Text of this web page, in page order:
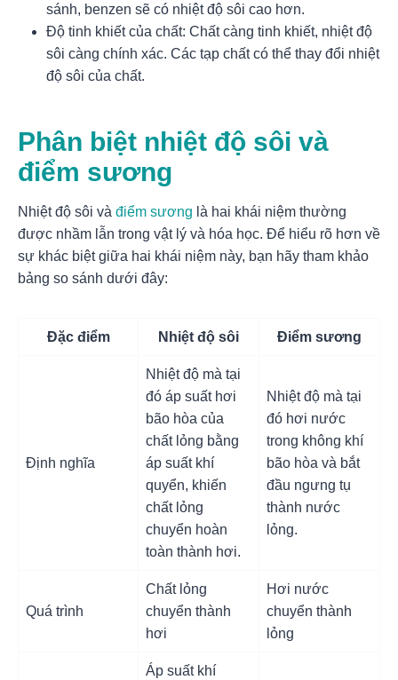
sánh, benzen sẽ có nhiệt độ sôi cao hơn.
Độ tinh khiết của chất: Chất càng tinh khiết, nhiệt độ
sôi càng chính xác. Các tạp chất có thể thay đổi nhiệt
độ sôi của chất.
Phân biệt nhiệt độ sôi và
điểm sương
Nhiệt độ sôi và điểm sương là hai khái niệm thường
được nhầm lẫn trong vật lý và hóa học. Để hiểu rõ hơn về
sự khác biệt giữa hai khái niệm này, bạn hãy tham khảo
bảng so sánh dưới đây:
Đặc điểm Nhiệt độ sôi Điểm sương
Định nghĩa
Nhiệt độ mà tại
đó áp suất hơi
bão hòa của
chất lỏng bằng
áp suất khí
quyển, khiến
chất lỏng
chuyển hoàn
toàn thành hơi.
Nhiệt độ mà tại
đó hơi nước
trong không khí
bão hòa và bắt
đầu ngưng tụ
thành nước
lỏng.
Quá trình
Chất lỏng
chuyển thành
hơi
Hơi nước
chuyển thành
lỏng
Áp suất khí